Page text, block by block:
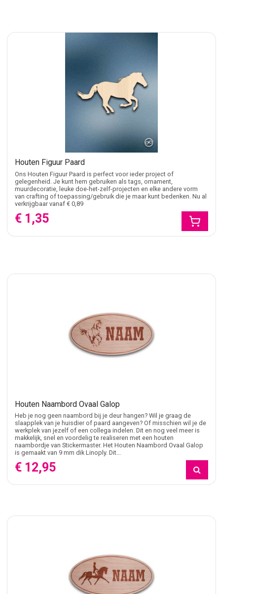
Houten Figuur Paard
Ons Houten Figuur Paard is perfect voor ieder project of
gelegenheid. Je kunt hem gebruiken als tags, ornament,
muurdecoratie, leuke doe-het-zelf-projecten en elke andere vorm
van crafting of toepassing/gebruik die je maar kunt bedenken. Nu al
verkrijgbaar vanaf € 0,89
€ 1,35
Houten Naambord Ovaal Galop
Heb je nog geen naambord bij je deur hangen? Wil je graag de
slaapplek van je huisdier of paard aangeven? Of misschien wil je de
werkplek van jezelf of een collega indelen. Dit en nog veel meer is
makkelijk, snel en voordelig te realiseren met een houten
naambordje van Stickermaster. Het Houten Naambord Ovaal Galop
is gemaakt van 9 mm dik Linoply. Dit...
€ 12,95